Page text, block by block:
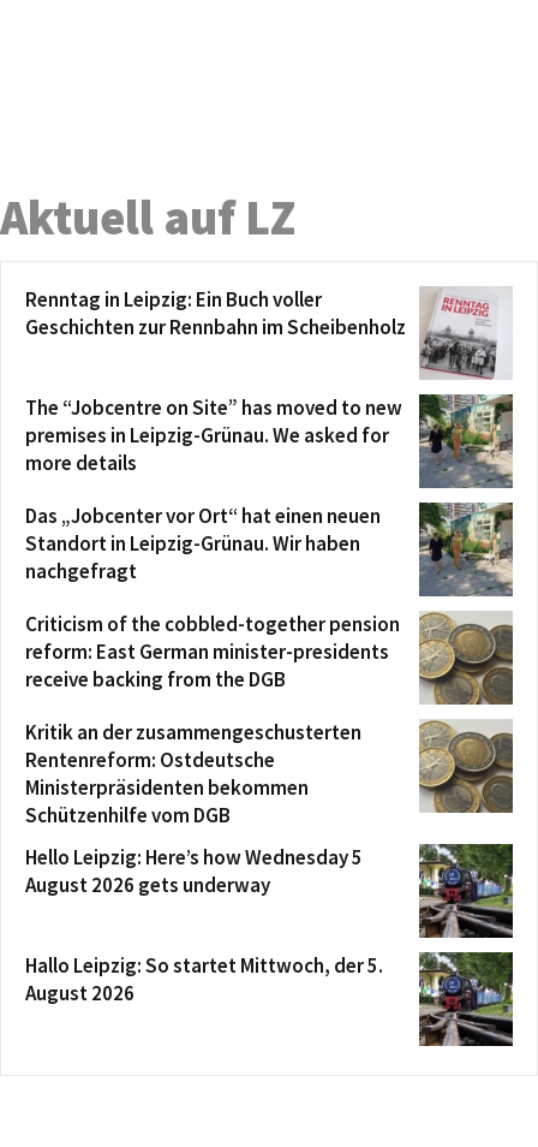
Aktuell auf LZ
Renntag in Leipzig: Ein Buch voller
Geschichten zur Rennbahn im Scheibenholz
The “Jobcentre on Site” has moved to new
premises in Leipzig-Grünau. We asked for
more details
Das „Jobcenter vor Ort“ hat einen neuen
Standort in Leipzig-Grünau. Wir haben
nachgefragt
Criticism of the cobbled-together pension
reform: East German minister-presidents
receive backing from the DGB
Kritik an der zusammengeschusterten
Rentenreform: Ostdeutsche
Ministerpräsidenten bekommen
Schützenhilfe vom DGB
Hello Leipzig: Here’s how Wednesday 5
August 2026 gets underway
Hallo Leipzig: So startet Mittwoch, der 5.
August 2026